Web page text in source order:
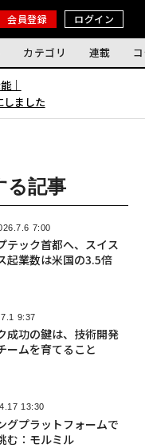
会員登録 ログイン
カテゴリ 連載
｜
しました
る記事
7:00
テック首都へ、スイス
起業数は米国の3.5倍
9:37
成功の鍵は、技術開発
ームを育てること
13:30
グプラットフォームで
む：モルミル